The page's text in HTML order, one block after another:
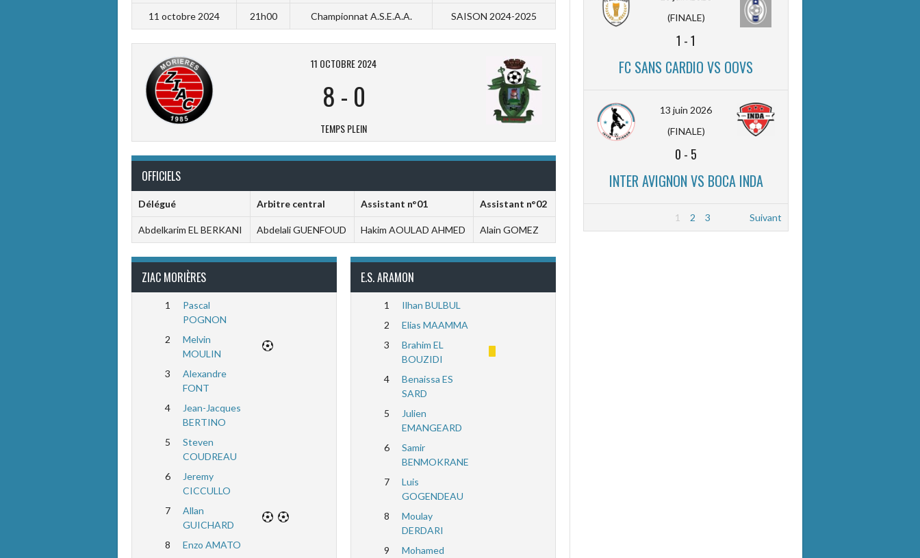
11 octobre 2024 21h00 Championnat A.S.E.A.A. SAISON 2024-2025
11 OCTOBRE 2024
8 - 0
TEMPS PLEIN
OFFICIELS
Délégué Arbitre central Assistant n°01 Assistant n°02
Abdelkarim EL BERKANI Abdelali GUENFOUD Hakim AOULAD AHMED Alain GOMEZ
ZIAC MORIÈRES
1
Pascal
POGNON
2
Melvin
MOULIN
3
Alexandre
FONT
4
Jean-Jacques
BERTINO
5
Steven
COUDREAU
6
Jeremy
CICCULLO
7
Allan
GUICHARD
8
Enzo AMATO
E.S. ARAMON
1
Ilhan BULBUL
2
Elias MAAMMA
3
Brahim EL
BOUZIDI
4
Benaissa ES
SARD
5
Julien
EMANGEARD
6
Samir
BENMOKRANE
7
Luis
GOGENDEAU
8
Moulay
DERDARI
9
Mohamed
(FINALE)
1 -1
FC SANS CARDIO VS OOVS
13 juin 2026
(FINALE)
0 - 5
INTER AVIGNON VS BOCA INDA
1 2 3 Suivant